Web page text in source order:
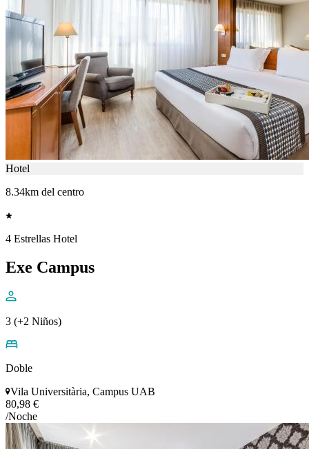
Hotel
8.34km del centro
4 Estrellas Hotel
Exe Campus
3 (+2 Niños)
Doble
Vila Universitària, Campus UAB
80,98 €
/Noche